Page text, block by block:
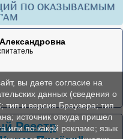
ПО ОКАЗЫВАЕМЫМ
Реестр
вы даете согласие на
данных (сведения о
и версия Браузера; тип
источник откуда пришел
или по какой рекламе; язык